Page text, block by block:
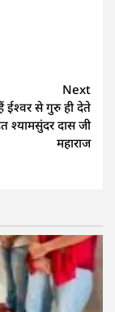
Next
ईश्वर से गुरु ही देते
श्यामसुंदर दास जी
महाराज